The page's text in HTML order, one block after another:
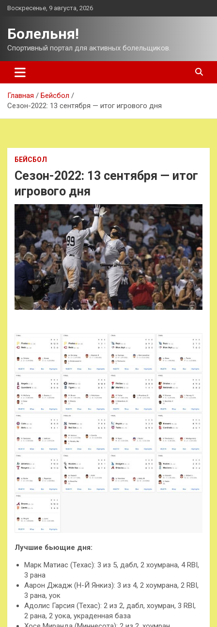
Перейти
Воскресенье, 9 августа, 2026
Болельня!
Спортивный портал для активных болельщиков.
Главная
Бейсбол
Сезон-2022: 13 сентября — итог игрового дня
БЕЙСБОЛ
Сезон-2022: 13 сентября — итог
игрового дня
Лучшие бьющие дня:
Марк Матиас (Техас): 3 из 5, дабл, 2 хоумрана, 4 RBI,
3 рана
Аарон Джадж (Н-Й Янкиз): 3 из 4, 2 хоумрана, 2 RBI,
3 рана, уок
Адолис Гарсия (Техас): 2 из 2, дабл, хоумран, 3 RBI,
2 рана, 2 уока, украденная база